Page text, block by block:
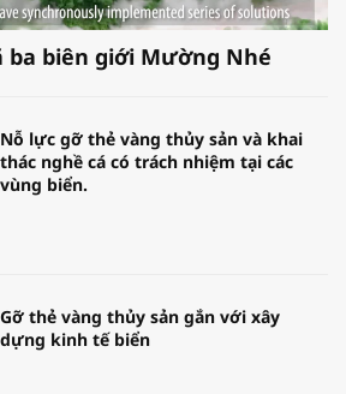
biên giới Mường Nhé
Nỗ lực gỡ thẻ vàng thủy sản và khai
thác nghề cá có trách nhiệm tại các
vùng biển.
Gỡ thẻ vàng thủy sản gắn với xây
dựng kinh tế biển